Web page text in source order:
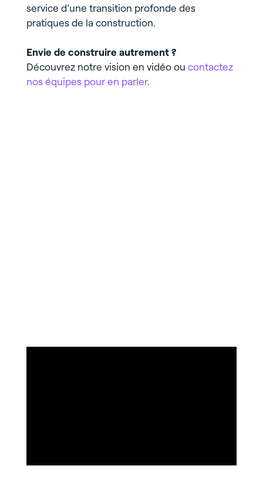
service d’une transition profonde des
pratiques de la construction.
Envie de construire autrement ?
Découvrez notre vision en vidéo ou contactez
nos équipes pour en parler.